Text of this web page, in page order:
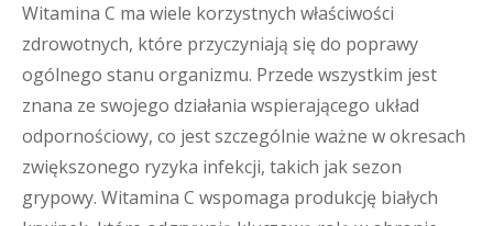
Witamina C ma wiele korzystnych właściwości
zdrowotnych, które przyczyniają się do poprawy
ogólnego stanu organizmu. Przede wszystkim jest
znana ze swojego działania wspierającego układ
odpornościowy, co jest szczególnie ważne w okresach
zwiększonego ryzyka infekcji, takich jak sezon
grypowy. Witamina C wspomaga produkcję białych